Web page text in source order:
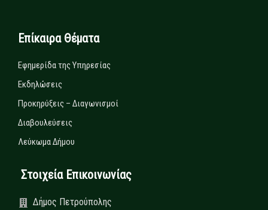
Επίκαιρα Θέματα
Εφημερίδα της Υπηρεσίας
Εκδηλώσεις
Προκηρύξεις – Διαγωνισμοί
Διαβουλεύσεις
Λεύκωμα Δήμου
Στοιχεία Επικοινωνίας
Δήμος Πετρούπολης